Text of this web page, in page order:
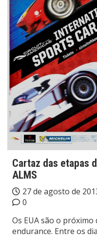
Cartaz das etapas
ALMS
27 de agosto de
0
Os EUA são o
endurance. Entre os